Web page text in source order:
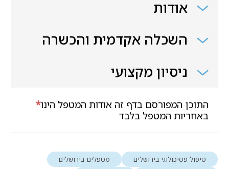
אודות
השכלה אקדמית והכשרה
ניסיון מקצועי
*התוכן המפורסם בדף זה אודות המטפל הינו
באחריות המטפל בלבד
טיפול פסיכולוגי בירושלים
מטפלים בירושלים